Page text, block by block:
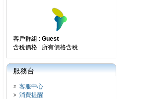
客戶群組 : Guest
含稅價格 : 所有價格含稅
服務台
客服中心
消費提醒